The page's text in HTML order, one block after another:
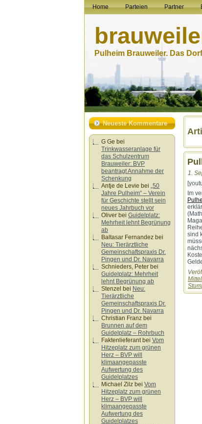
Home Parteien Partner
Pulheim Brauweiler. Das
Neueste Kommentare
G Ge bei
Trinkwasseranlage für
das Schulzentrum
Brauweiler: BVP
beantragt Annahme der
Schenkung
Antje de Levie bei „50
Jahre Pulheim“ – Verein
für Geschichte stellt sein
neues Jahrbuch vor
Oliver bei Guidelplatz:
Mehrheit lehnt Begrünung
ab
Baltasar Fernandez bei
Neu: Tierärztliche
Gemeinschaftspraxis Dr.
Pingen und Dr. Navarra
Schnieders, Peter bei
Guidelplatz: Mehrheit
lehnt Begrünung ab
Stenzel bei Neu:
Tierärztliche
Gemeinschaftspraxis Dr.
Pingen und Dr. Navarra
Christian Franz bei
Brunnen auf dem
Guidelplatz – Rohrbuch
Faktenlieferantbei Vom
Hitzeplatz zum grünen
Herz – BVP will
klimaangepasste
Aufwertung des
Guidelplatzes
Michael Zilz bei Vom
Hitzeplatz zum grünen
Herz – BVP will
klimaangepasste
Aufwertung des
Guidelplatzes
1.
Im
sind